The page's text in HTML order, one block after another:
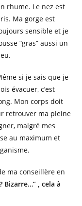
rhume. Le nez est
Ma gorge est
sensible et je
“gras” aussi un
si je sais que je
évacuer, c’est
Mon corps doit
retrouver ma pleine
malgré mes
au maximum et
ma conseillère en
Bizarre…” , cela à